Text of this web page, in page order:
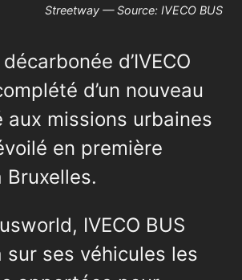
Streetway — Source: IVECO BUS
d’IVECO
d’un nouveau
aux missions urbaines
en première
Bruxelles.
IVECO BUS
sur ses véhicules les